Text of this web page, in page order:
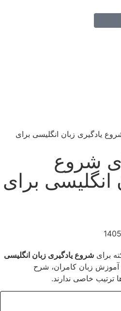
شروع یادگیری زبان انگلیسی برای
شروع
انگلیسی برای
شروع یادگیری زبان انگلیسی
آموزش زبان کامران، شرح
ترتیب خاصی ندارند.